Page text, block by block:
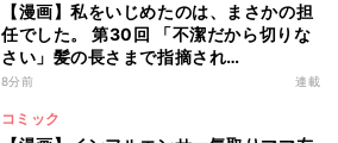
【漫画】私をいじめたのは、まさかの担
任でした。 第30回 「不潔だから切りな
さい」髪の長さまで指摘され…
8分前 連載
コミック